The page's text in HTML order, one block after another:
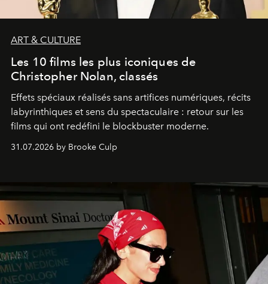
ART & CULTURE
Les 10 films les plus iconiques de
Christopher Nolan, classés
Effets spéciaux réalisés sans artifices numériques, récits
labyrinthiques et sens du spectaculaire : retour sur les
films qui ont redéfini le blockbuster moderne.
31.07.2026 by Brooke Culp